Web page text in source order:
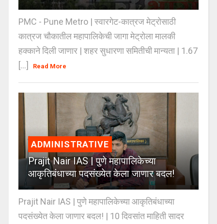
PMC - Pune Metro | स्वारगेट-कात्रज मेट्रोसाठी
कात्रज चौकातील महापालिकेची जागा मेट्रोला मालकी
हक्काने दिली जाणार | शहर सुधारणा समितीची मान्यता | 1.67
[...]
Read More
ADMINISTRATIVE
Prajit Nair IAS | पुणे महापालिकेच्या
आकृतिबंधाच्या पदसंख्येत केला जाणार बदल!
Prajit Nair IAS | पुणे महापालिकेच्या आकृतिबंधाच्या
पदसंख्येत केला जाणार बदल! | 10 दिवसांत माहिती सादर